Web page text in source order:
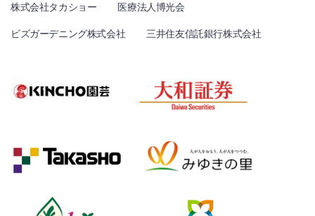
株式会社タカショー 医療法人博光会
ビズガーデニング株式会社 三井住友信託銀行株式会社